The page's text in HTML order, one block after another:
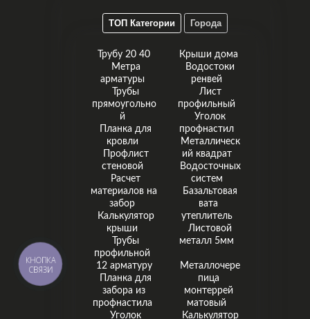
ТОП Категории Города
Трубу 20 40
Метра
арматуры
Трубы
прямоугольно
й
Планка для
кровли
Профлист
стеновой
Расчет
материалов на
забор
Калькулятор
крыши
Трубы
профильной
Крыши дома
Водостоки
ренвей
Лист
профильный
Уголок
профнастил
Металлическ
ий квадрат
Водосточных
систем
Базальтовая
вата
утеплитель
Листовой
металл 5мм
12 арматуру
Планка для
забора из
профнастила
Уголок
Металлочере
пица
монтеррей
матовый
Калькулятор
КНОПКА
СВЯЗИ